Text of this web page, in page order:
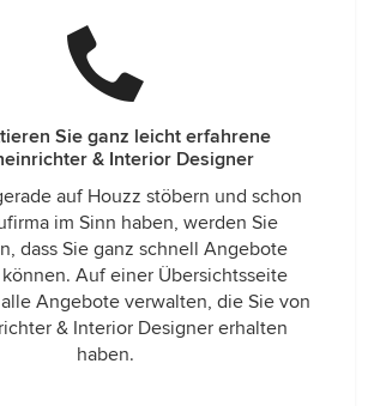
Sie ganz leicht erfahrene
& Interior Designer
auf Houzz stöbern und schon
im Sinn haben, werden Sie
dass Sie ganz schnell Angebote
Auf einer Übersichtsseite
Angebote verwalten, die Sie von
& Interior Designer erhalten
haben.